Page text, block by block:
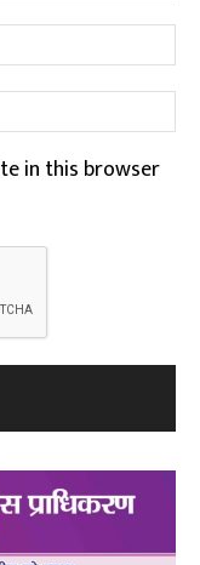
in this browser